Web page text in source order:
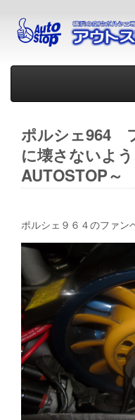
ポルシェ964
に壊さない
AUTOSTOP～
ポルシェ９６４のファン